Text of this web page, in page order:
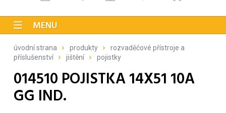
MENU
úvodní strana produkty
rozvaděčové přístroje a
příslušenství
jištění pojistky
014510 POJISTKA 14X51 10A
GG IND.